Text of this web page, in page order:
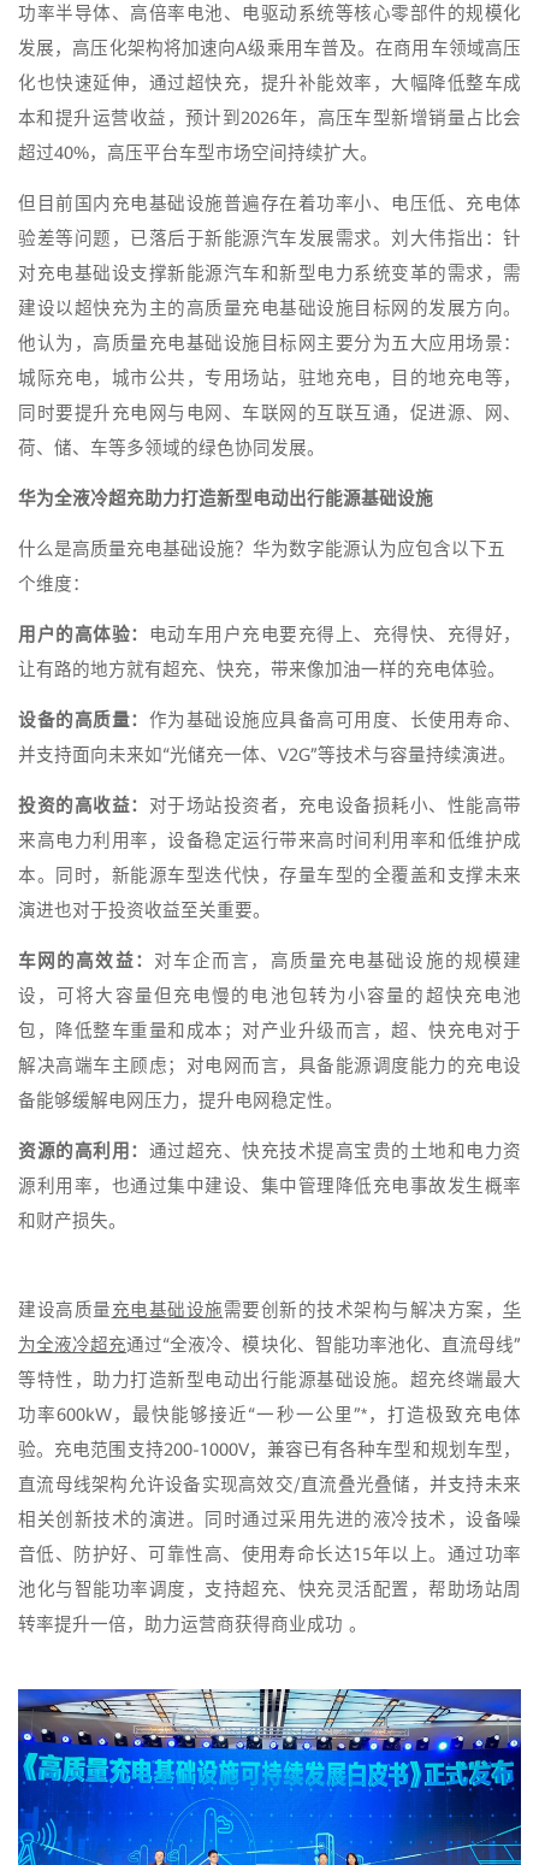
功率半导体、高倍率电池、电驱动系统等核心零部件的规模化
发展，高压化架构将加速向A级乘用车普及。在商用车领域高压
化也快速延伸，通过超快充，提升补能效率，大幅降低整车成
本和提升运营收益，预计到2026年，高压车型新增销量占比会
超过40%，高压平台车型市场空间持续扩大。
但目前国内充电基础设施普遍存在着功率小、电压低、充电体
验差等问题，已落后于新能源汽车发展需求。刘大伟指出：针
对充电基础设支撑新能源汽车和新型电力系统变革的需求，需
建设以超快充为主的高质量充电基础设施目标网的发展方向。
他认为，高质量充电基础设施目标网主要分为五大应用场景：
城际充电，城市公共，专用场站，驻地充电，目的地充电等，
同时要提升充电网与电网、车联网的互联互通，促进源、网、
荷、储、车等多领域的绿色协同发展。
华为全液冷超充助力打造新型电动出行能源基础设施
什么是高质量充电基础设施？华为数字能源认为应包含以下五
个维度：
用户的高体验： 电动车用户充电要充得上、充得快、充得好，
让有路的地方就有超充、快充，带来像加油一样的充电体验。
设备的高质量： 作为基础设施应具备高可用度、长使用寿命、
并支持面向未来如“光储充一体、V2G”等技术与容量持续演进。
投资的高收益： 对于场站投资者，充电设备损耗小、性能高带
来高电力利用率，设备稳定运行带来高时间利用率和低维护成
本。同时，新能源车型迭代快，存量车型的全覆盖和支撑未来
演进也对于投资收益至关重要。
车网的高效益： 对车企而言，高质量充电基础设施的规模建
设，可将大容量但充电慢的电池包转为小容量的超快充电池
包，降低整车重量和成本；对产业升级而言，超、快充电对于
解决高端车主顾虑；对电网而言，具备能源调度能力的充电设
备能够缓解电网压力，提升电网稳定性。
资源的高利用： 通过超充、快充技术提高宝贵的土地和电力资
源利用率，也通过集中建设、集中管理降低充电事故发生概率
和财产损失。
建设高质量充电基础设施需要创新的技术架构与解决方案， 华
为全液冷超充通过“全液冷、模块化、智能功率池化、直流母线”
等特性，助力打造新型电动出行能源基础设施。超充终端最大
功率600kW，最快能够接近“一秒一公里”*，打造极致充电体
验。充电范围支持200-1000V，兼容已有各种车型和规划车型，
直流母线架构允许设备实现高效交/直流叠光叠储，并支持未来
相关创新技术的演进。同时通过采用先进的液冷技术，设备噪
音低、防护好、可靠性高、使用寿命长达15年以上。通过功率
池化与智能功率调度，支持超充、快充灵活配置，帮助场站周
转率提升一倍，助力运营商获得商业成功 。